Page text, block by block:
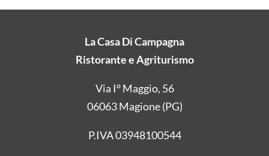
La Casa Di Campagna
Ristorante e Agriturismo
Via I° Maggio, 56
06063 Magione (PG)
P.IVA 03948100544